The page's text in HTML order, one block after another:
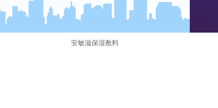
安敏滋保湿敷料